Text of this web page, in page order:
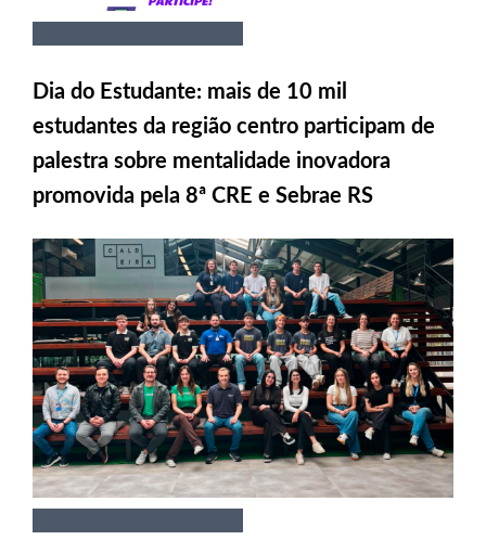
Dia do Estudante: mais de 10 mil
estudantes da região centro participam de
palestra sobre mentalidade inovadora
promovida pela 8ª CRE e Sebrae RS